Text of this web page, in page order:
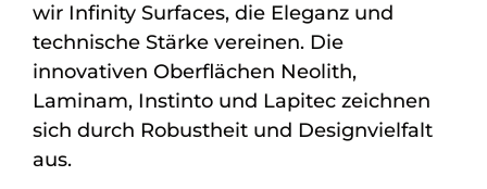
wir Infinity Surfaces, die Eleganz und
technische Stärke vereinen. Die
innovativen Oberflächen Neolith,
Laminam, Instinto und Lapitec zeichnen
sich durch Robustheit und Designvielfalt
aus.